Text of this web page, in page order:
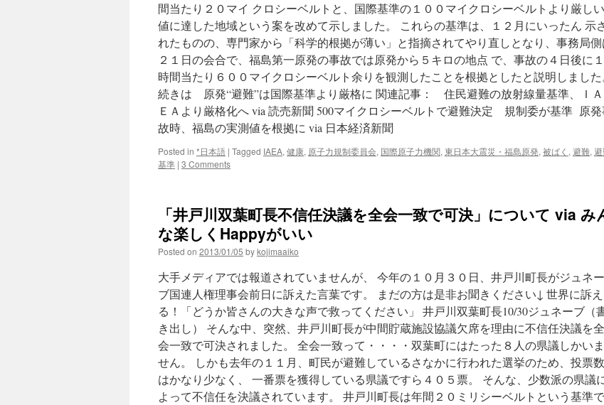
間当たり２０マイ クロシーベルトと、国際基準の１００マイクロシーベルトより厳しい
値に達した地域という案を改めて示しました。 これらの基準は、１２月にいったん 示
れたものの、専門家から「科学的根拠が薄い」と指摘されてやり直しとなり、事務局側
２１日の会合で、福島第一原発の事故では原発から５キロの地点 で、事故の４日後に１
時間当たり６００マイクロシーベルト余りを観測したことを根拠としたと説明しました
続きは 原発“避難”は国際基準より厳格に 関連記事： 住民避難の放射線量基準、ＩＡ
ＥＡより厳格化へ via 読売新聞 500マイクロシーベルトで避難決定 規制委が基準 原
故時、福島の実測値を根拠に via 日本経済新聞
Posted in *日本語 | Tagged IAEA, 健康, 原子力規制委員会, 国際原子力機関, 東日本大震災・福島原発, 被ばく , 避難,
基準 | 3 Comments
「井戸川双葉町長不信任決議を全会一致で可決」について via み
な楽しくHappyがいい
Posted on 2013/01/05 bykojimaaiko
大手メディアでは報道されていませんが、 今年の１０月３０日、井戸川町長がジュネー
ブ国連人権理事会前日に訴えた言葉です。 まだの方は是非お聞きください↓ 世界に訴え
る！「どうか皆さんの大きな声で救ってください」 井戸川双葉町長10/30ジュネーブ（
き出し） そんな中、突然、井戸川町長が中間貯蔵施設協議欠席を理由に不信任決議を全
会一致で可決されました。 全会一致って・・・・双葉町にはたった８人の県議しかいま
せん。 しかも去年の１１月、町民が避難しているさなかに行われた選挙のため、投票数
はかなり少なく、 一番票を獲得している県議ですら４０５票。 そんな、少数派の県議
よって不信任を決議されています。 井戸川町長は年間２０ミリシーベルトという基準で